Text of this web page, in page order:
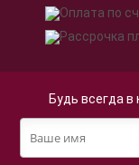
Будь всегда